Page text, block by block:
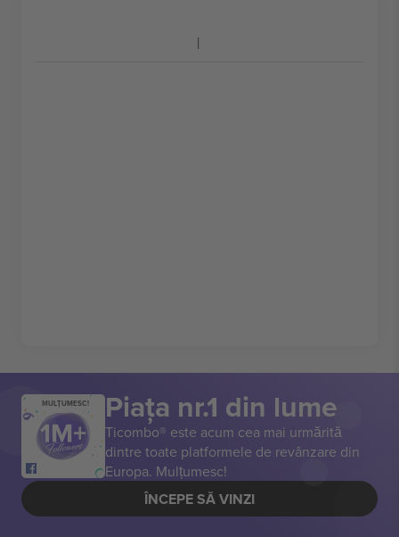
MULȚUMESC! Piața nr.1 din lume
Ticombo® este acum cea mai urmărită
dintre toate platformele de revânzare din
Europa. Mulțumesc!
ÎNCEPE SĂ VINZI